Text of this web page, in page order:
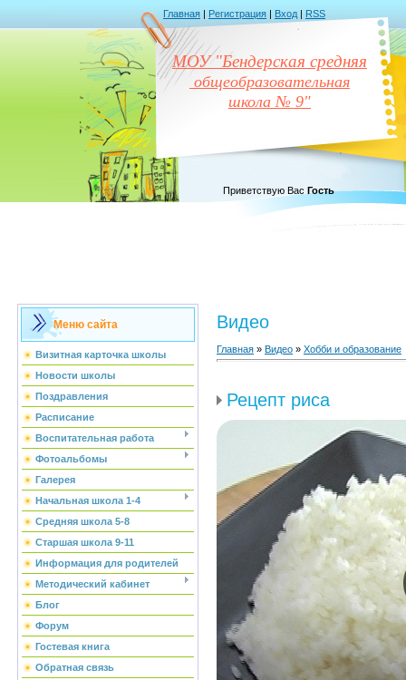
Главная | Регистрация | Вход | RSS
МОУ "Бендерская средняя
общеобразовательная
школа № 9"
Приветствую Вас Гость
Меню сайта
Визитная карточка школы
Новости школы
Поздравления
Расписание
Воспитательная работа
Фотоальбомы
Галерея
Начальная школа 1-4
Средняя школа 5-8
Старшая школа 9-11
Информация для родителей
Методический кабинет
Блог
Форум
Гостевая книга
Обратная связь
Видео
Главная » Видео » Хобби и образование
Рецепт риса